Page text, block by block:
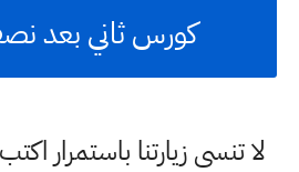
كورس ثاني بعد
لا تنسى زيارتنا باستمرار